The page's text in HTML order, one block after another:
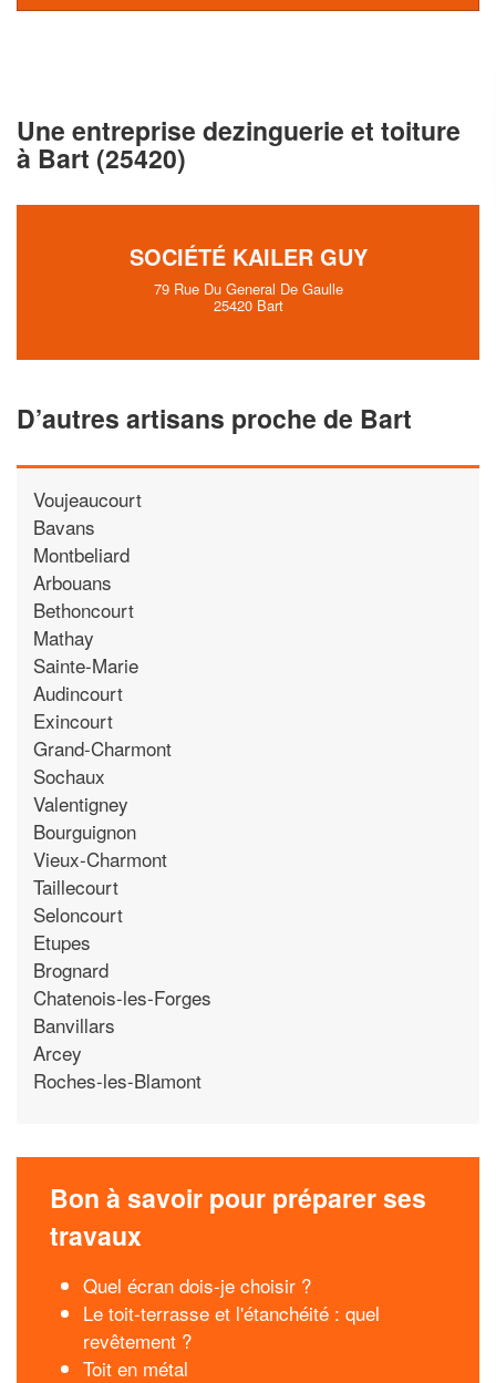
Une entreprise dezinguerie et toiture
à Bart (25420)
SOCIÉTÉ KAILER GUY
79 Rue Du General De Gaulle
25420 Bart
D’autres artisans proche de Bart
Voujeaucourt
Bavans
Montbeliard
Arbouans
Bethoncourt
Mathay
Sainte-Marie
Audincourt
Exincourt
Grand-Charmont
Sochaux
Valentigney
Bourguignon
Vieux-Charmont
Taillecourt
Seloncourt
Etupes
Brognard
Chatenois-les-Forges
Banvillars
Arcey
Roches-les-Blamont
Bon à savoir pour préparer ses
travaux
Quel écran dois-je choisir ?
Le toit-terrasse et l'étanchéité : quel
revêtement ?
Toit en métal
Vous êtes un
vosmargestout en gagnant de
nouveaux clients